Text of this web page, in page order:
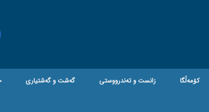
کۆمەڵگا زانست و تەندرووستی گه‌شت و گه‌شتیاری